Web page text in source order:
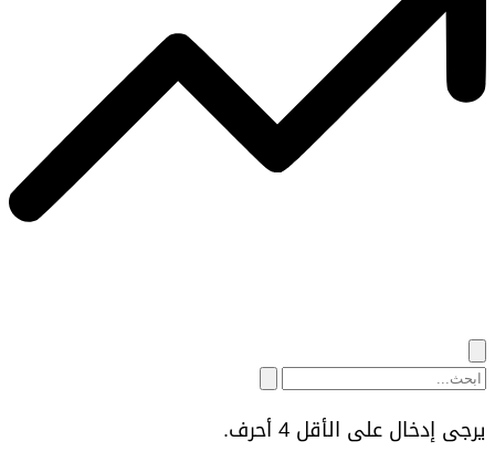
يرجى إدخال على الأقل 4 أحرف.